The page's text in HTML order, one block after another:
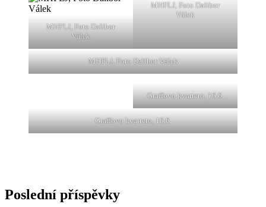
MHFLJ, Foto Dalibor
Válek
MHFLJ, Foto Dalibor
Válek
MHFLJ, Foto Dalibor Válek
Graffovo kvarteto, 16.6.
Graffovo kvarteto, 16.6.
Poslední příspěvky